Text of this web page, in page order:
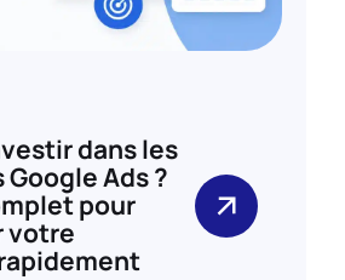
dans les
Ads ?
pour
votre